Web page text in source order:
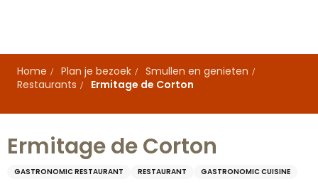
principal
Home
Plan je bezoek
Smullen en genieten
Restaurants
Ermitage de Corton
Ermitage de Corton
GASTRONOMIC RESTAURANT RESTAURANT GASTRONOMIC CUISINE